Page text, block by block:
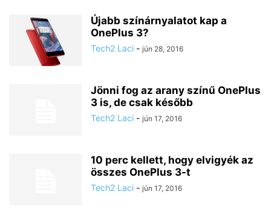
Újabb színárnyalatot kap a
OnePlus 3?
Tech2 Laci - jún 28, 2016
Jönni fog az arany színű OnePlus
3 is, de csak később
Tech2 Laci - jún 17, 2016
10 perc kellett, hogy elvigyék az
összes OnePlus 3-t
Tech2 Laci - jún 17, 2016